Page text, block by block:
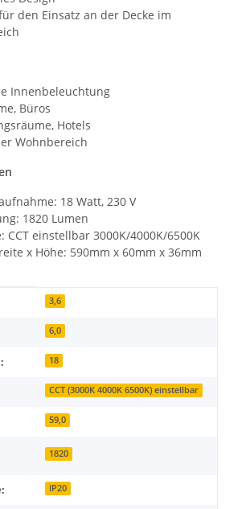
den Einsatz an der Decke im
Innenbeleuchtung
Büros
Hotels
Wohnbereich
18 Watt, 230 V
1820 Lumen
CCT einstellbar 3000K/4000K/6500K
x Höhe: 590mm x 60mm x 36mm
3,6
6,0
18
CCT (3000K 4000K 6500K) einstellbar
59,0
1820
IP20